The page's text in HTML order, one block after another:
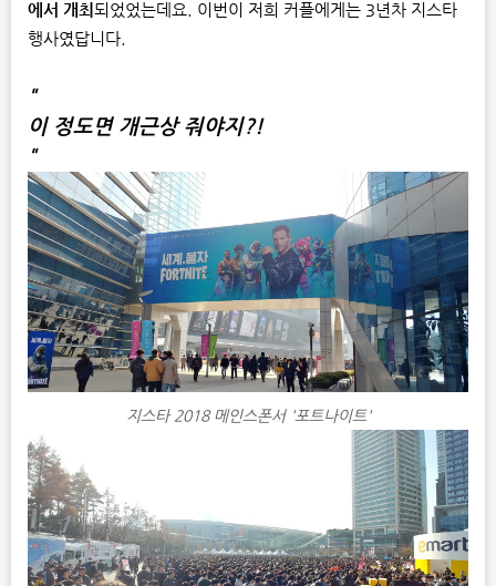
에서 개최 되었었는데요. 이번이 저희 커플에게는 3년차 지스타
행사였답니다.
"
이 정도면 개근상 줘야지?!
"
지스타 2018 메인스폰서 '포트나이트'